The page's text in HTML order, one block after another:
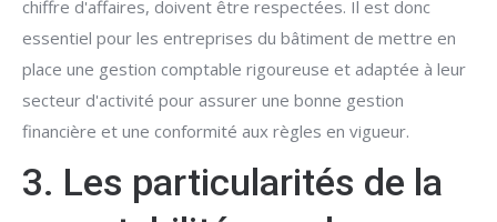
chiffre d'affaires, doivent être respectées. Il est donc
essentiel pour les entreprises du bâtiment de mettre en
place une gestion comptable rigoureuse et adaptée à leur
secteur d'activité pour assurer une bonne gestion
financière et une conformité aux règles en vigueur.
3. Les particularités de la